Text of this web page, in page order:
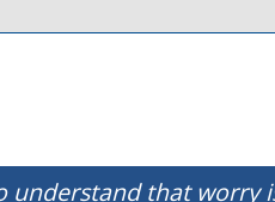
understand that worry